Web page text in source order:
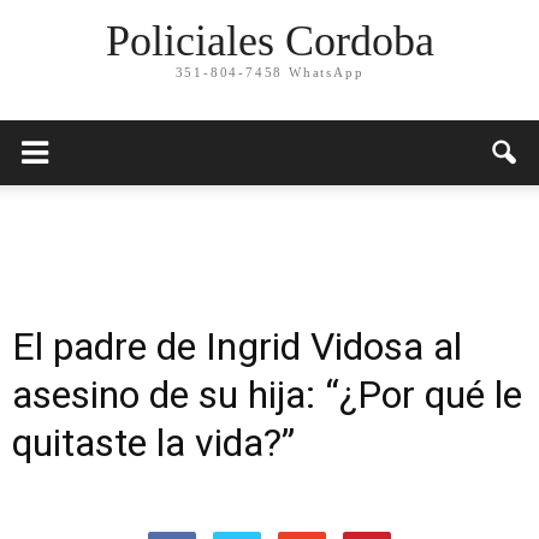
Policiales Cordoba
351-804-7458 WhatsApp
El padre de Ingrid Vidosa al
asesino de su hija: “¿Por qué le
quitaste la vida?”